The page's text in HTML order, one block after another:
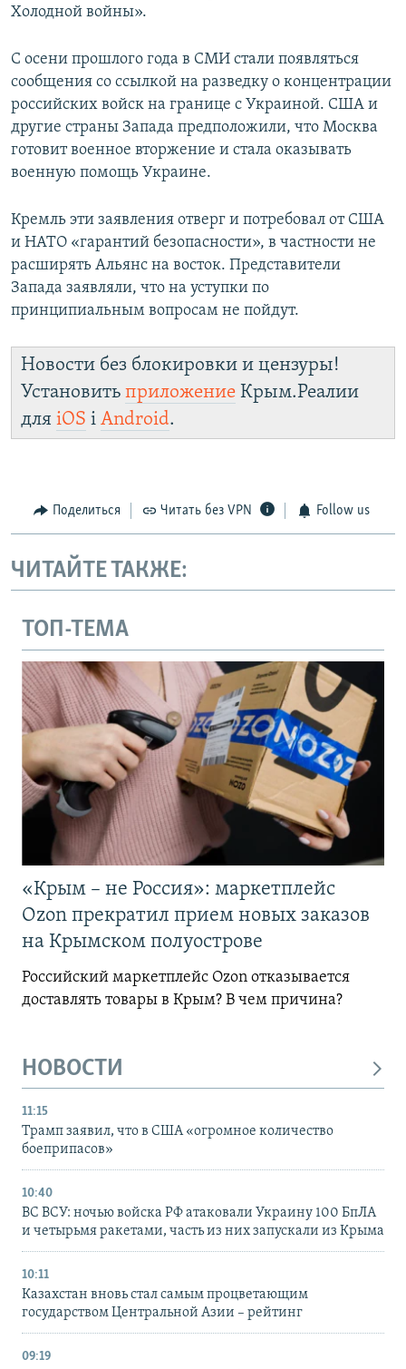
Холодной войны».
С осени прошлого года в СМИ стали появляться
сообщения со ссылкой на разведку о концентрации
российских войск на границе с Украиной. США и
другие страны Запада предположили, что Москва
готовит военное вторжение и стала оказывать
военную помощь Украине.
Кремль эти заявления отверг и потребовал от США
и НАТО «гарантий безопасности», в частности не
расширять Альянс на восток. Представители
Запада заявляли, что на уступки по
принципиальным вопросам не пойдут.
Новости без блокировки и цензуры!
Установить приложение Крым.Реалии
для iOS і Android.
Поделиться Читать без VPN Follow us
ЧИТАЙТЕ ТАКЖЕ:
ТОП-ТЕМА
«Крым – не Россия»: маркетплейс
Ozon прекратил прием новых заказов
на Крымском полуострове
Российский маркетплейс Ozon отказывается
доставлять товары в Крым? В чем причина?
НОВОСТИ
11:15
Трамп заявил, что в США «огромное количество
боеприпасов»
10:40
ВС ВСУ: ночью войска РФ атаковали Украину 100 БпЛА
и четырьмя ракетами, часть из них запускали из Крыма
10:11
Казахстан вновь стал самым процветающим
государством Центральной Азии – рейтинг
09:19